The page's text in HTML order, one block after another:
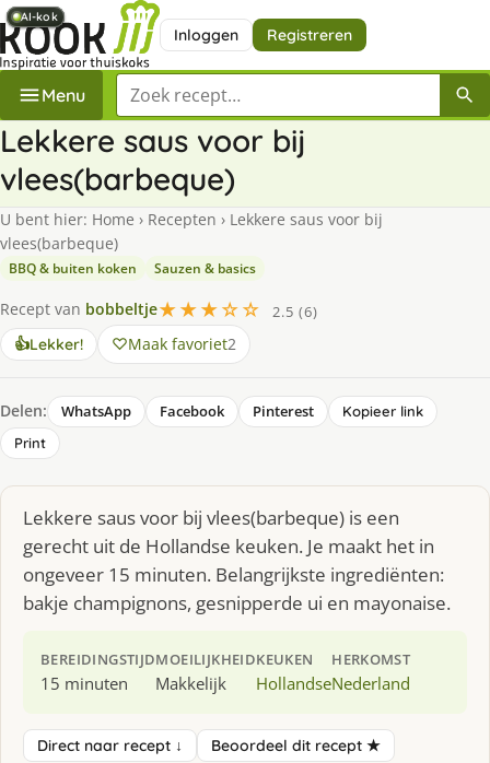
Inloggen Registreren
Menu Zoek een recept
Lekkere saus voor bij
vlees(barbeque)
U bent hier: Home › Recepten › Lekkere saus voor bij
vlees(barbeque)
BBQ & buiten koken Sauzen & basics
Recept van bobbeltje★★★☆☆
2.5 (6)
👍Lekker! Maak favoriet2
Delen: WhatsApp Facebook Pinterest
Kopieer link
Print
Lekkere saus voor bij vlees(barbeque) is een
gerecht uit de Hollandse keuken. Je maakt het in
ongeveer 15 minuten. Belangrijkste ingrediënten:
bakje champignons, gesnipperde ui en mayonaise.
BEREIDINGSTIJD
15 minuten
MOEILIJKHEID
Makkelijk
KEUKEN
Hollandse
HERKOMST
Nederland
Direct naar recept ↓ Beoordeel dit recept ★
AI-kok
AI-kok
AI-kok
AI-kok
AI-kok